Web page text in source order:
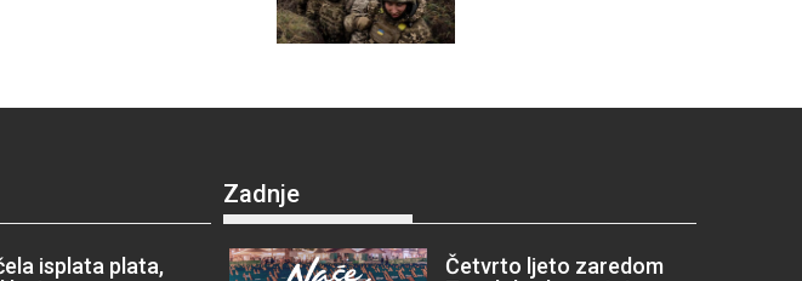
isplata plata,
Zadnje
Četvrto ljeto zaredom